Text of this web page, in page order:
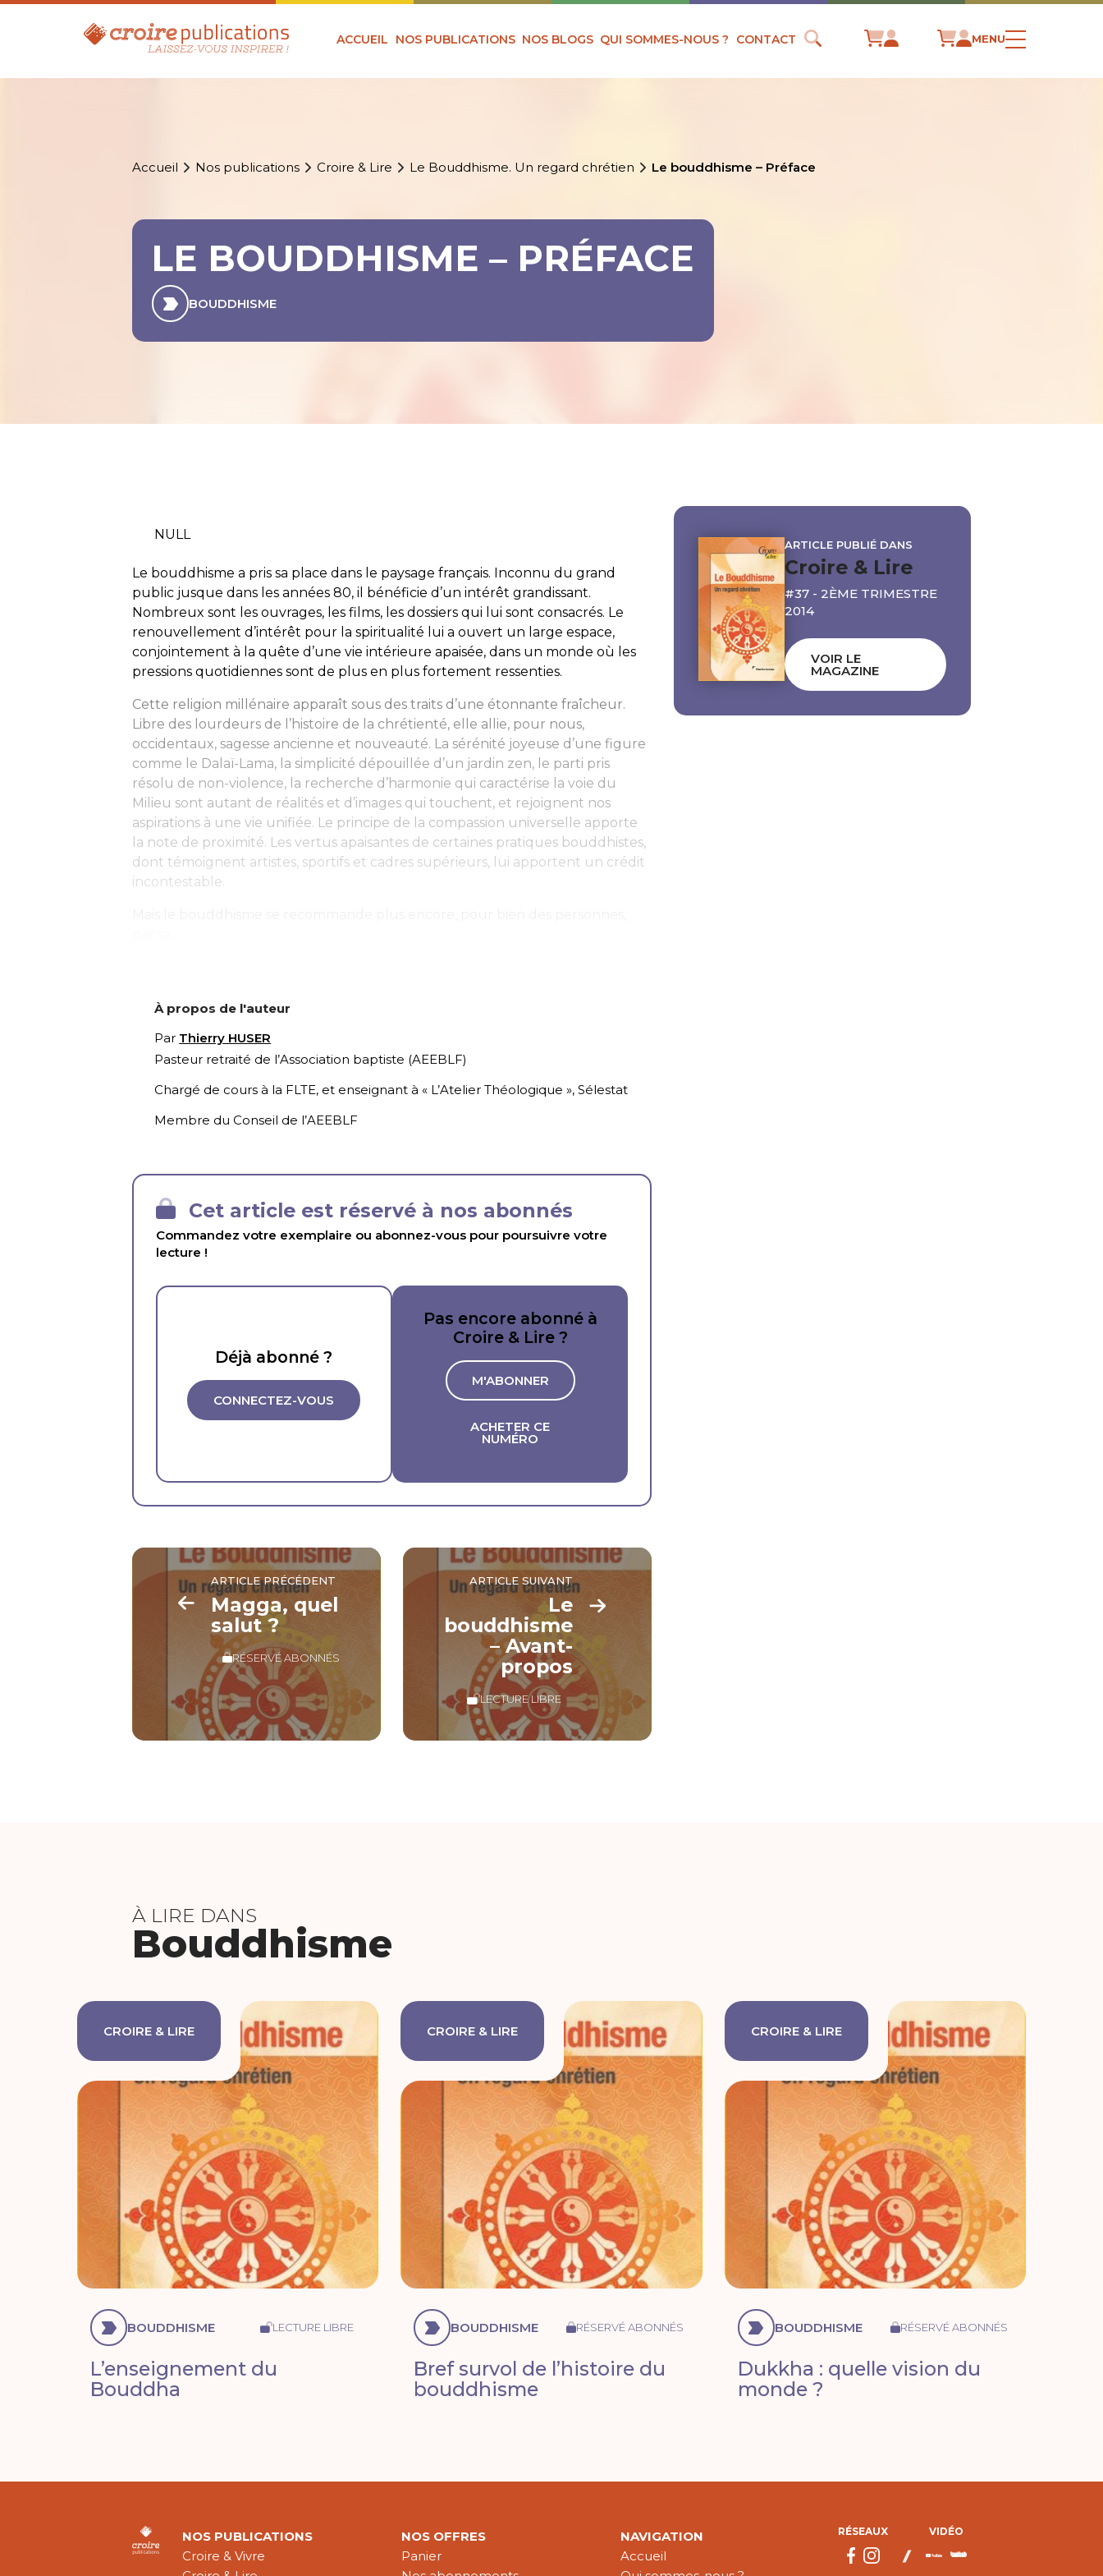
ACCUEIL NOS PUBLICATIONS NOS BLOGS QUI SOMMES-NOUS ? CONTACT MENU
Accueil Nos publications Croire & Lire Le Bouddhisme. Un regard chrétien Le bouddhisme – Préface
LE BOUDDHISME – PRÉFACE
BOUDDHISME
NULL
Le bouddhisme a pris sa place dans le paysage français. Inconnu du grand
public jusque dans les années 80, il bénéficie d’un intérêt grandissant.
Nombreux sont les ouvrages, les films, les dossiers qui lui sont consacrés. Le
renouvellement d’intérêt pour la spiritualité lui a ouvert un large espace,
conjointement à la quête d’une vie intérieure apaisée, dans un monde où les
pressions quotidiennes sont de plus en plus fortement ressenties.
Cette religion millénaire apparaît sous des traits d’une étonnante fraîcheur.
Libre des lourdeurs de l’histoire de la chrétienté, elle allie, pour nous,
occidentaux, sagesse ancienne et nouveauté. La sérénité joyeuse d’une figure
comme le Dalaï-Lama, la simplicité dépouillée d’un jardin zen, le parti pris
résolu de non-violence, la recherche d’harmonie qui caractérise la voie du
Milieu sont autant de réalités et d’images qui touchent, et rejoignent nos
aspirations à une vie unifiée. Le principe de la compassion universelle apporte
la note de proximité. Les vertus apaisantes de certaines pratiques bouddhistes,
dont témoignent artistes, sportifs et cadres supérieurs, lui apportent un crédit
incontestable.
À propos de l'auteur
Par Thierry HUSER
Pasteur retraité de l’Association baptiste (AEEBLF)
Chargé de cours à la FLTE, et enseignant à « L’Atelier Théologique », Sélestat
Membre du Conseil de l’AEEBLF
Cet article est réservé à nos abonnés
Commandez votre exemplaire ou abonnez-vous pour poursuivre votre
lecture !
Déjà abonné ?
CONNECTEZ-VOUS
Pas encore abonné à
Croire & Lire ?
M'ABONNER
ACHETER CE
NUMÉRO
ARTICLE PRÉCÉDENT
Magga, quel
salut ?
RÉSERVÉ ABONNÉS
ARTICLE SUIVANT
Le
bouddhisme
– Avant-
propos
LECTURE LIBRE
ARTICLE PUBLIÉ DANS
Croire & Lire
#37 - 2ÈME TRIMESTRE
2014
VOIR LE
MAGAZINE
À LIRE DANS
Bouddhisme
CROIRE & LIRE
BOUDDHISME LECTURE LIBRE
L’enseignement du
Bouddha
CROIRE & LIRE
BOUDDHISME RÉSERVÉ ABONNÉS
Bref survol de l’histoire du
bouddhisme
CROIRE & LIRE
BOUDDHISME RÉSERVÉ ABONNÉS
Dukkha : quelle vision du
monde ?
NOS PUBLICATIONS
Croire & Vivre
NOS OFFRES
Panier
NAVIGATION
Accueil
RÉSEAUX VIDÉO